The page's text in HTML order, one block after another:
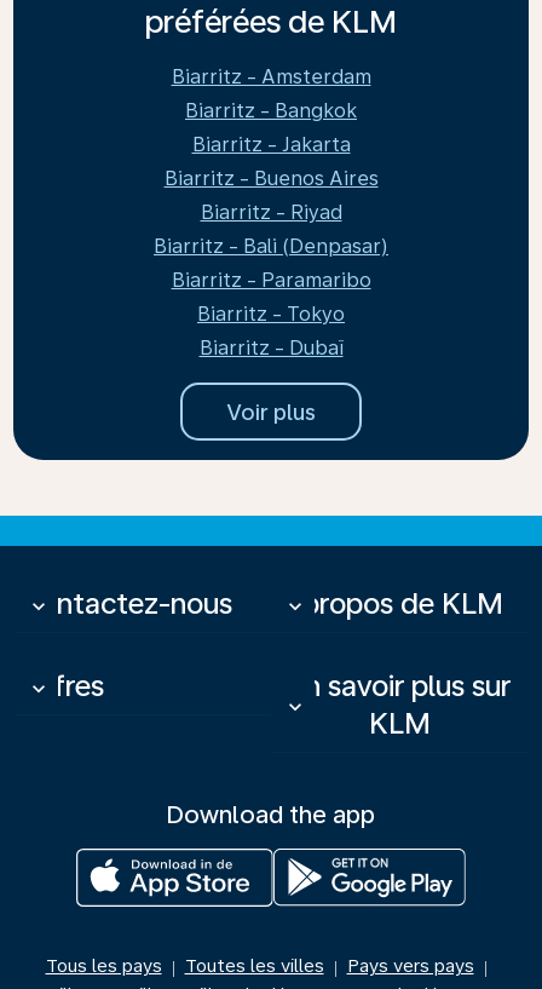
préférées de KLM
Biarritz - Amsterdam
Biarritz - Bangkok
Biarritz - Jakarta
Biarritz - Buenos Aires
Biarritz - Riyad
Biarritz - Bali (Denpasar)
Biarritz - Paramaribo
Biarritz - Tokyo
Biarritz - Dubaï
Voir plus
Contactez-nous
keyboard_arrow_down À propos de KLM
keyboard_arrow_down
Offres
keyboard_arrow_down
En savoir plus sur
KLM
keyboard_arrow_down
Download the app
Tous les pays | Toutes les villes | Pays vers pays |